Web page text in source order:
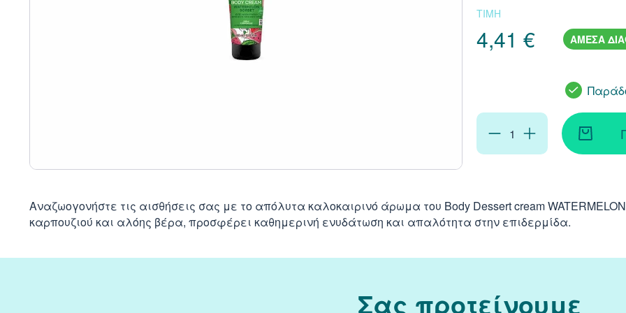
ΤΙΜΗ
4,41 € ΑΜΕΣΑ
Αναζωογονήστε τις αισθήσεις σας με το απόλυτα καλοκαιρινό άρωμα του Body Dessert cream
καρπουζιού και αλόης βέρα, προσφέρει καθημερινή ενυδάτωση και απαλότητα στην επιδερμίδα.
Σας προτείνουμε